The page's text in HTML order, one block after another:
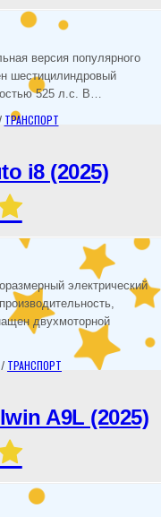
версия популярного
шестицилиндровый
525 л.с. В…
ТРАНСПОРТ
i8 (2025)
электрический
двухмоторной
/ ТРАНСПОРТ
A9L (2025)